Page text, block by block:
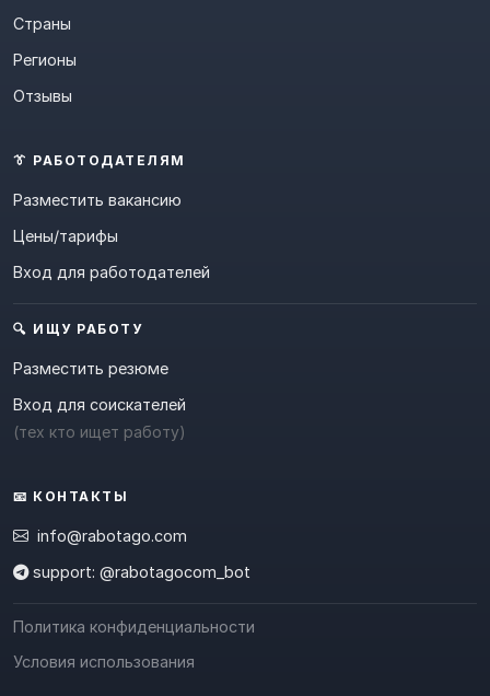
Страны
Регионы
Отзывы
👔 РАБОТОДАТЕЛЯМ
Разместить вакансию
Цены/тарифы
Вход для работодателей
🔍 ИЩУ РАБОТУ
Разместить резюме
Вход для соискателей
(тех кто ищет работу)
📧 КОНТАКТЫ
info@rabotago.com
support: @rabotagocom_bot
Политика конфиденциальности
Условия использования